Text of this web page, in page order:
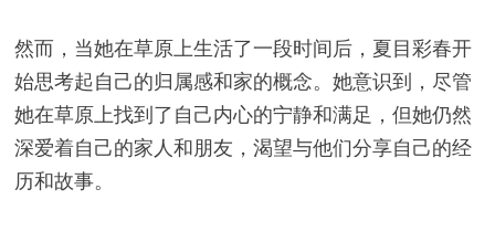
然而，当她在草原上生活了一段时间后，夏目彩春开
始思考起自己的归属感和家的概念。她意识到，尽管
她在草原上找到了自己内心的宁静和满足，但她仍然
深爱着自己的家人和朋友，渴望与他们分享自己的经
历和故事。